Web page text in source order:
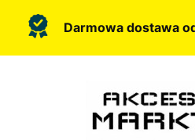
Darmowa dostawa